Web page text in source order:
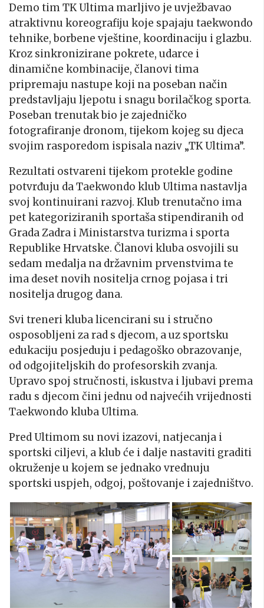
Demo tim TK Ultima marljivo je uvježbavao
atraktivnu koreografiju koje spajaju taekwondo
tehnike, borbene vještine, koordinaciju i glazbu.
Kroz sinkronizirane pokrete, udarce i
dinamične kombinacije, članovi tima
pripremaju nastupe koji na poseban način
predstavljaju ljepotu i snagu borilačkog sporta.
Poseban trenutak bio je zajedničko
fotografiranje dronom, tijekom kojeg su djeca
svojim rasporedom ispisala naziv „TK Ultima”.
Rezultati ostvareni tijekom protekle godine
potvrđuju da Taekwondo klub Ultima nastavlja
svoj kontinuirani razvoj. Klub trenutačno ima
pet kategoriziranih sportaša stipendiranih od
Grada Zadra i Ministarstva turizma i sporta
Republike Hrvatske. Članovi kluba osvojili su
sedam medalja na državnim prvenstvima te
ima deset novih nositelja crnog pojasa i tri
nositelja drugog dana.
Svi treneri kluba licencirani su i stručno
osposobljeni za rad s djecom, a uz sportsku
edukaciju posjeduju i pedagoško obrazovanje,
od odgojiteljskih do profesorskih zvanja.
Upravo spoj stručnosti, iskustva i ljubavi prema
radu s djecom čini jednu od najvećih vrijednosti
Taekwondo kluba Ultima.
Pred Ultimom su novi izazovi, natjecanja i
sportski ciljevi, a klub će i dalje nastaviti graditi
okruženje u kojem se jednako vrednuju
sportski uspjeh, odgoj, poštovanje i zajedništvo.